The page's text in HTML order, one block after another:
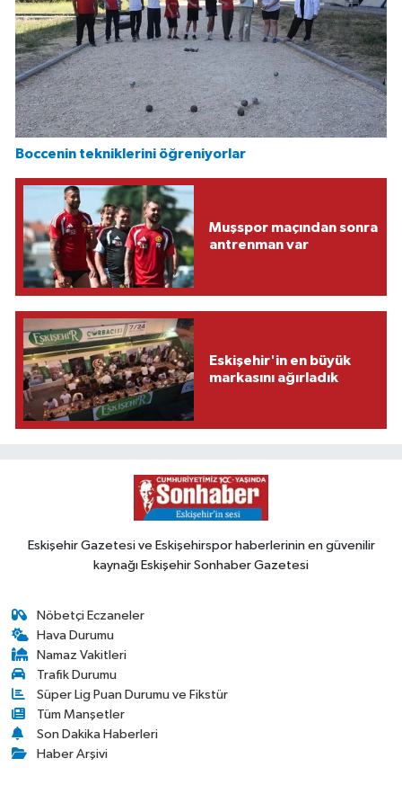
Boccenin tekniklerini öğreniyorlar
Muşspor maçından sonra
antrenman var
Eskişehir'in en büyük
markasını ağırladık
Eskişehir Gazetesi ve Eskişehirspor haberlerinin en güvenilir
kaynağı Eskişehir Sonhaber Gazetesi
Nöbetçi Eczaneler
Hava Durumu
Namaz Vakitleri
Trafik Durumu
Süper Lig Puan Durumu ve Fikstür
Tüm Manşetler
Son Dakika Haberleri
Haber Arşivi